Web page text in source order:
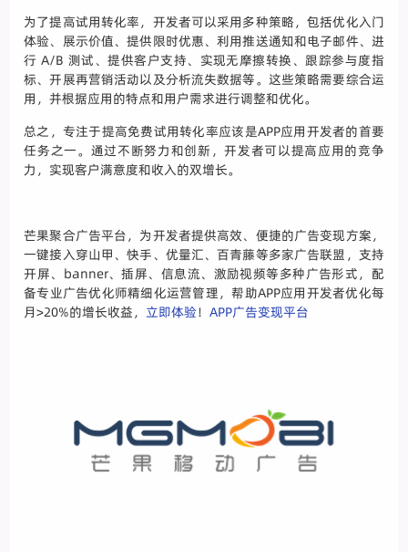
为了提高试用转化率，开发者可以采用多种策略，包括优化入门
体验、展示价值、提供限时优惠、利用推送通知和电子邮件、进
行 A/B 测试、提供客户支持、实现无摩擦转换、跟踪参与度指
标、开展再营销活动以及分析流失数据等。这些策略需要综合运
用，并根据应用的特点和用户需求进行调整和优化。
总之，专注于提高免费试用转化率应该是APP应用开发者的首要
任务之一。通过不断努力和创新，开发者可以提高应用的竞争
力，实现客户满意度和收入的双增长。
芒果聚合广告平台，为开发者提供高效、便捷的广告变现方案，
一键接入穿山甲、快手、优量汇、百青藤等多家广告联盟，支持
开屏、banner、插屏、信息流、激励视频等多种广告形式，配
备专业广告优化师精细化运营管理，帮助APP应用开发者优化每
月>20%的增长收益， 立即体验！APP广告变现平台